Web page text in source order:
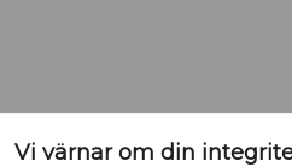
Vi värnar om din